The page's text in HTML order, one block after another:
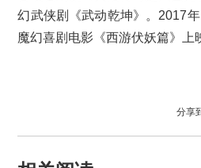
幻武侠剧《武动乾坤》。2017
魔幻喜剧电影《西游伏妖篇》上
分享